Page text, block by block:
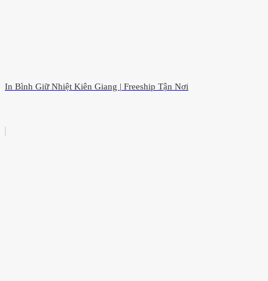
In Bình Giữ Nhiệt Kiên Giang | Freeship Tận Nơi